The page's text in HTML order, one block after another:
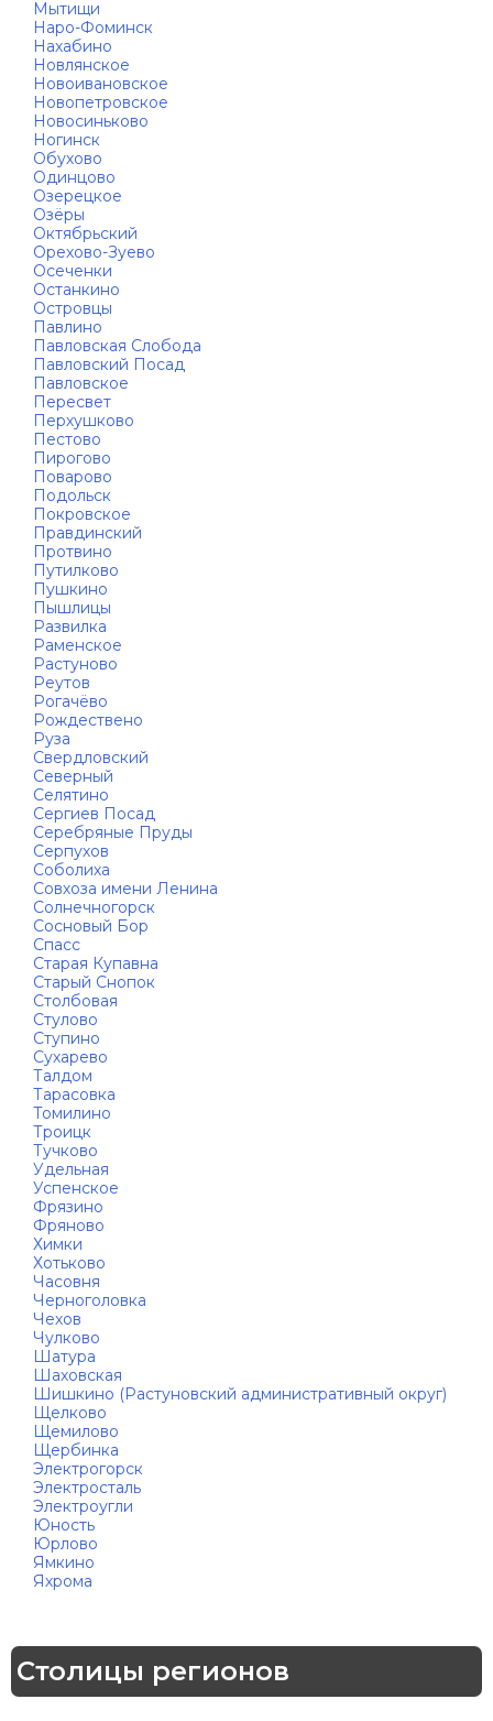
Мытищи
Наро-Фоминск
Нахабино
Новлянское
Новоивановское
Новопетровское
Новосиньково
Ногинск
Обухово
Одинцово
Озерецкое
Озёры
Октябрьский
Орехово-Зуево
Осеченки
Останкино
Островцы
Павлино
Павловская Слобода
Павловский Посад
Павловское
Пересвет
Перхушково
Пестово
Пирогово
Поварово
Подольск
Покровское
Правдинский
Протвино
Путилково
Пушкино
Пышлицы
Развилка
Раменское
Растуново
Реутов
Рогачёво
Рождествено
Руза
Свердловский
Северный
Селятино
Сергиев Посад
Серебряные Пруды
Серпухов
Соболиха
Совхоза имени Ленина
Солнечногорск
Сосновый Бор
Спасс
Старая Купавна
Старый Снопок
Столбовая
Стулово
Ступино
Сухарево
Талдом
Тарасовка
Томилино
Троицк
Тучково
Удельная
Успенское
Фрязино
Фряново
Химки
Хотьково
Часовня
Черноголовка
Чехов
Чулково
Шатура
Шаховская
Шишкино (Растуновский административный округ)
Щелково
Щемилово
Щербинка
Электрогорск
Электросталь
Электроугли
Юность
Юрлово
Ямкино
Яхрома
Столицы регионов